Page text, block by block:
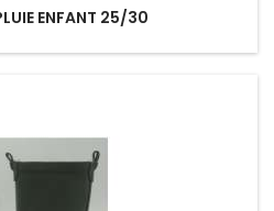
ENFANT 25/30